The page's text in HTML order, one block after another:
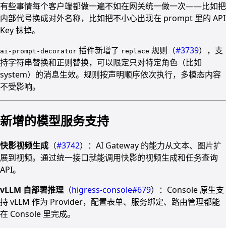
有些事情每个客户端都做一遍不如在网关统一做一次——比如把
内部代号换成对外名称，比如把不小心出现在 prompt 里的 API
Key 抹掉。
ai-prompt-decorator 插件新增了 replace 规则（#3739），支
持字符串替换和正则替换，可以限定只对特定角色（比如
system）的消息生效。规则按声明顺序依次执行，多模态内容
不受影响。
新增的模型服务支持
快影视频生成 （#3742）：AI Gateway 的能力从文本、图片扩
展到视频。通过统一接口就能调用快影的视频生成和任务查询
API。
vLLM 自部署推理 （higress-console#679）：Console 原生支
持 vLLM 作为 Provider，配置表单、服务绑定、路由管理都能
在 Console 里完成。